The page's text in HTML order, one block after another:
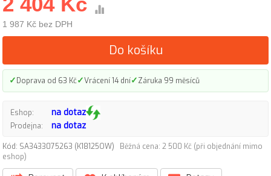
1 987 Kč bez DPH
Do košíku
✓Doprava od 63 Kč✓Vrácení 14 dní✓Záruka 99 měsíců
Eshop: na dotaz
Prodejna: na dotaz
Kód: SA3433075263 (K18125OW)
Běžná cena: 2 500 Kč (při objednání mimo
eshop)